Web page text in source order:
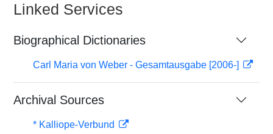
Linked Services
Biographical Dictionaries
Carl Maria von Weber - Gesamtausgabe [2006-]
Archival Sources
* Kalliope-Verbund